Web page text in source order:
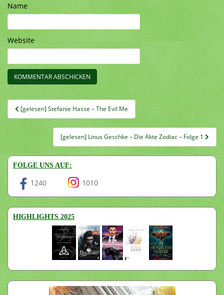
Name
Website
Beitragsnavigation
[gelesen] Stefanie Hasse – The Evil Me
[gelesen] Linus Geschke – Die Akte Zodiac – Folge 1
FOLGE UNS AUF:
1240 1010
HIGHLIGHTS 2025